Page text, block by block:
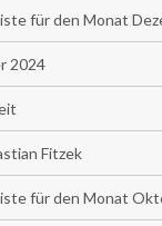
für den Monat
2024
Fitzek
für den Monat